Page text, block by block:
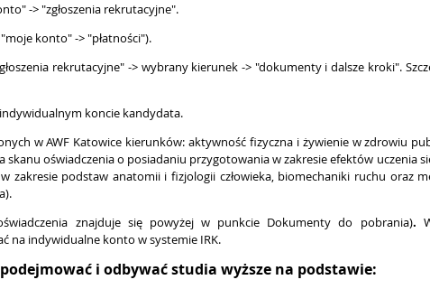
-> "zgłoszenia rekrutacyjne".
konto" -> "płatności").
rekrutacyjne" -> wybrany kierunek -> "dokumenty i dalsze kroki".
koncie kandydata.
w AWF Katowice kierunków: aktywność fizyczna i żywienie w zdrowiu
oświadczenia o posiadaniu przygotowania w zakresie efektów uczenia
podstaw anatomii i fizjologii człowieka, biomechaniki ruchu oraz
znajduje się powyżej w punkcie Dokumenty do pobrania).
na indywidualne konto w systemie IRK.
i odbywaćstudia wyższe na podstawie: